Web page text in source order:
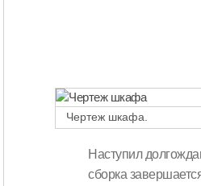
Чертеж шкафа.
Наступил
сборка